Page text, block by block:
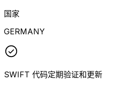
国家
GERMANY
SWIFT 代码定期验证和更新